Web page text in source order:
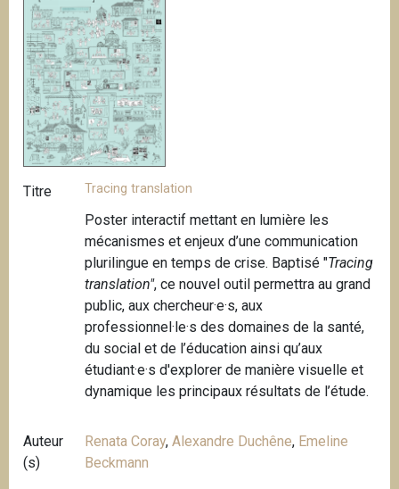
Titre Tracing translation
Poster interactif mettant en lumière les
mécanismes et enjeux d’une communication
plurilingue en temps de crise. Baptisé "Tracing
translation", ce nouvel outil permettra au grand
public, aux chercheur·e·s, aux
professionnel·le·s des domaines de la santé,
du social et de l’éducation ainsi qu’aux
étudiant·e·s d'explorer de manière visuelle et
dynamique les principaux résultats de l’étude.
Auteur
(s)
Renata Coray,Alexandre Duchêne, Emeline
Beckmann